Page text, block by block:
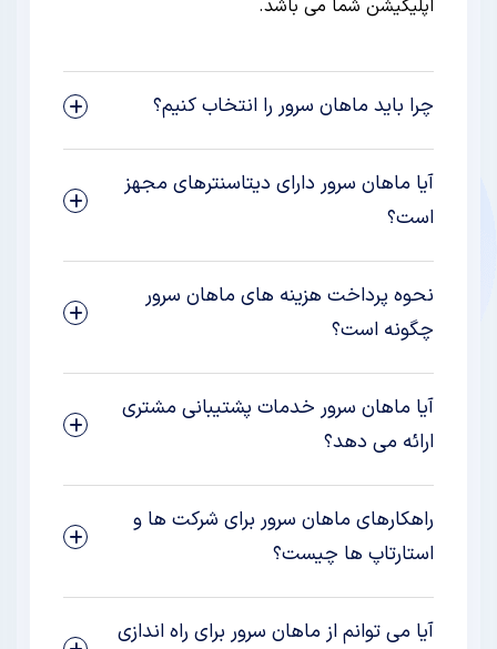
اپلیکیشن شما می باشد.
چرا باید ماهان سرور را انتخاب کنیم؟
آیا ماهان سرور دارای دیتاسنترهای مجهز
است؟
نحوه پرداخت هزینه های ماهان سرور
چگونه است؟
آیا ماهان سرور خدمات پشتیبانی مشتری
ارائه می دهد؟
راهکارهای ماهان سرور برای شرکت ها و
استارتاپ ها چیست؟
آیا می توانم از ماهان سرور برای راه اندازی